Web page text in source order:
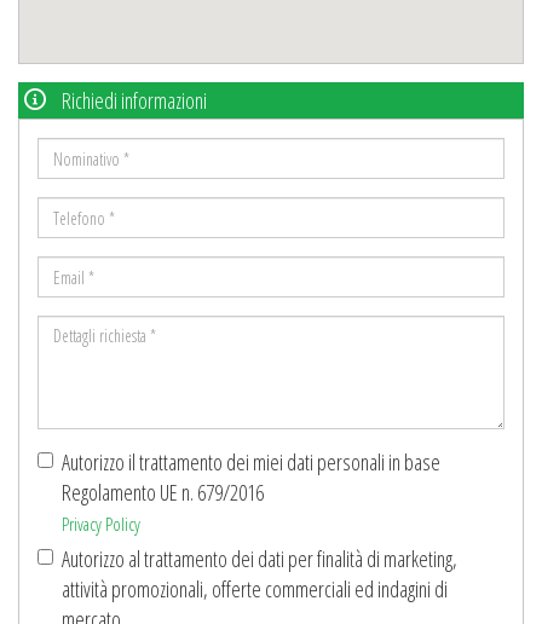
Richiedi informazioni
Nominativo
*
Telefono
*
Email
*
Dettagli
Autorizzo il trattamento dei miei dati personali in base
Regolamento UE n. 679/2016
Privacy Policy
Autorizzo al trattamento dei dati per finalità di marketing,
attività promozionali, offerte commerciali ed indagini di